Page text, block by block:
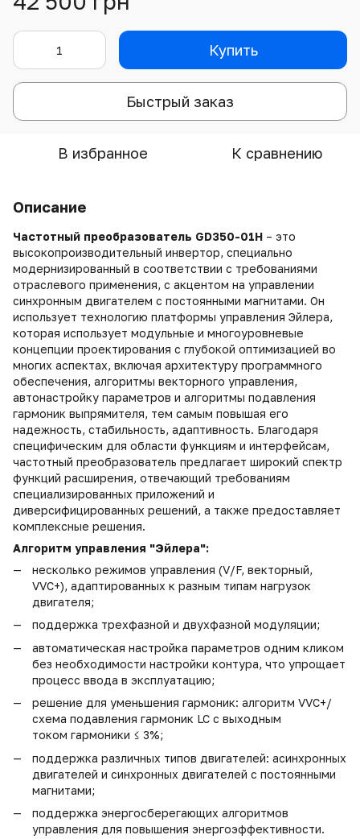
Купить
Быстрый заказ
В избранное К сравнению
Описание
Частотный преобразователь GD350-01H – это
высокопроизводительный инвертор, специально
модернизированный в соответствии с требованиями
отраслевого применения, с акцентом на управлении
синхронным двигателем с постоянными магнитами. Он
использует технологию платформы управления Эйлера,
которая использует модульные и многоуровневые
концепции проектирования с глубокой оптимизацией во
многих аспектах, включая архитектуру программного
обеспечения, алгоритмы векторного управления,
автонастройку параметров и алгоритмы подавления
гармоник выпрямителя, тем самым повышая его
надежность, стабильность, адаптивность. Благодаря
специфическим для области функциям и интерфейсам,
частотный преобразователь предлагает широкий спектр
функций расширения, отвечающий требованиям
специализированных приложений и
диверсифицированных решений, а также предоставляет
комплексные решения.
Алгоритм управления "Эйлера":
несколько режимов управления (V/F, векторный,
VVC+), адаптированных к разным типам нагрузок
двигателя;
поддержка трехфазной и двухфазной модуляции;
автоматическая настройка параметров одним кликом
без необходимости настройки контура, что упрощает
процесс ввода в эксплуатацию;
решение для уменьшения гармоник: алгоритм VVC+/
схема подавления гармоник LC с выходным
током гармоники ≤ 3%;
поддержка различных типов двигателей: асинхронных
двигателей и синхронных двигателей с постоянными
магнитами;
поддержка энергосберегающих алгоритмов
управления для повышения энергоэффективности.